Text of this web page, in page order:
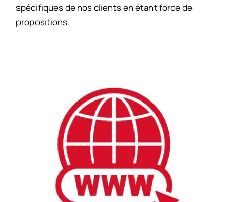
spécifiques de nos clients en étant force de
propositions.